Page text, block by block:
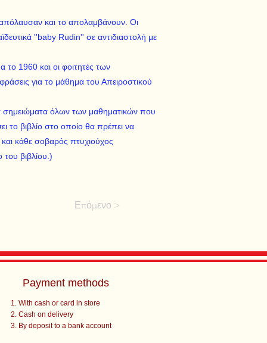
και το απολαμβάνουν. Οι
''baby Rudin'' σε αντιδιαστολή με
1960 και οι φοιτητές των
για το μάθημα του Απειροστικού
σημειώματα όλων των μαθηματικών που
το βιβλίο στο οποίο θα πρέπει να
κάθε σοβαρός πτυχιούχος
βιβλίου.)
Επόμενο >
Payment methods
With cash or card in store
Cash on delivery
By deposit to a bank account